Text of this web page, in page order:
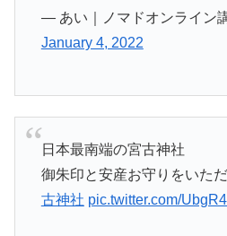
— あい｜ノマドオンライン
January 4, 2022
日本最南端の宮古神社
御朱印と安産お守りをいた
古神社 pic.twitter.com/